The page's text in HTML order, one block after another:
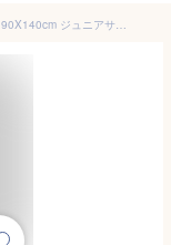
キッズ用 敷き布団 中芯 敷布団のみ キッズサイズ 90X140cm ジュニアサイズより小さいサイズ …